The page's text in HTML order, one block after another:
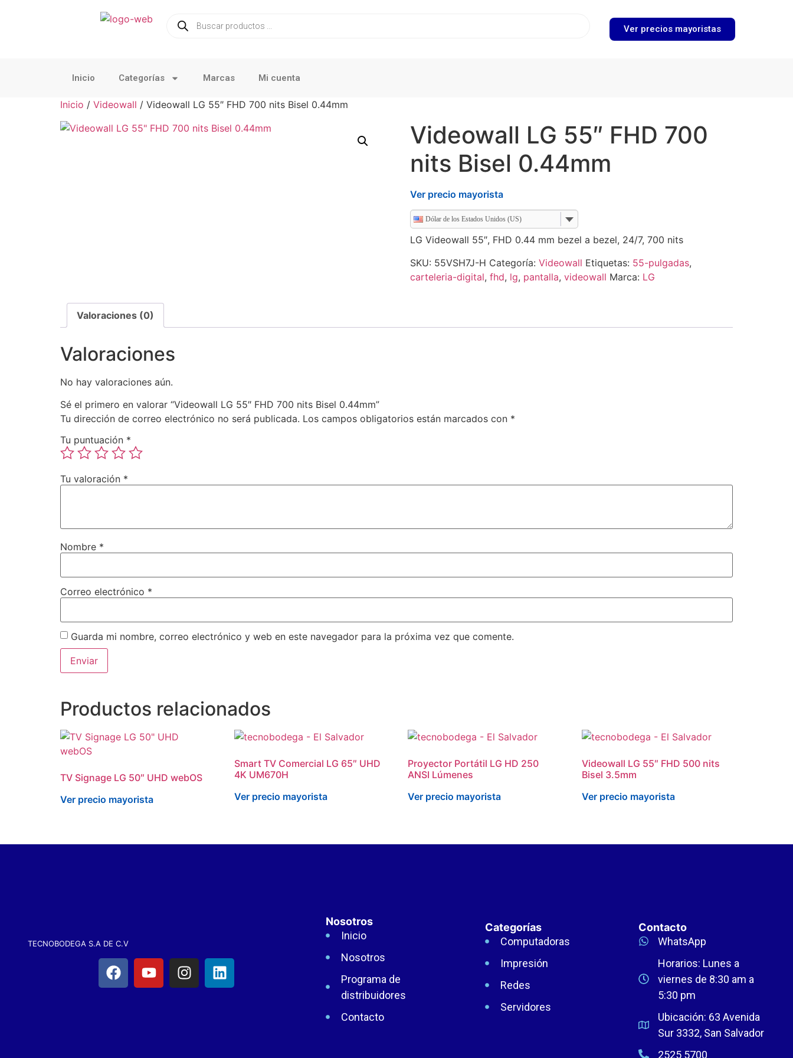
Ver precios mayoristas
Inicio Categorías Marcas Mi cuenta
Inicio / Videowall / Videowall LG 55″ FHD 700 nits Bisel 0.44mm
Videowall LG 55″ FHD 700
nits Bisel 0.44mm
Ver precio mayorista
Dólar de los Estados Unidos (US)
LG Videowall 55″, FHD 0.44 mm bezel a bezel, 24/7, 700 nits
SKU: 55VSH7J-H Categoría: Videowall Etiquetas: 55-pulgadas,
carteleria-digital, fhd, lg, pantalla, videowall Marca: LG
Valoraciones (0)
Valoraciones
No hay valoraciones aún.
Sé el primero en valorar “Videowall LG 55″ FHD 700 nits Bisel 0.44mm”
Tu dirección de correo electrónico no será publicada. Los campos obligatorios están marcados con *
Tu puntuación *
Tu valoración *
Nombre *
Correo electrónico *
Guarda mi nombre, correo electrónico y web en este navegador para la próxima vez que comente.
Productos relacionados
TV Signage LG 50″ UHD webOS
Ver precio mayorista
Smart TV Comercial LG 65″ UHD
4K UM670H
Ver precio mayorista
Proyector Portátil LG HD 250
ANSI Lúmenes
Ver precio mayorista
Videowall LG 55″ FHD 500 nits
Bisel 3.5mm
Ver precio mayorista
TECNOBODEGA S.A DE C.V
Nosotros
Inicio
Nosotros
Programa de
distribuidores
Contacto
Categorías
Computadoras
Impresión
Redes
Servidores
Contacto
WhatsApp
Horarios: Lunes a
viernes de 8:30 am a
5:30 pm
Ubicación: 63 Avenida
Sur 3332, San Salvador
2525 5700